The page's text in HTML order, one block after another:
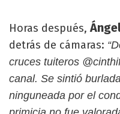
Horas después,
detrás de cámaras:
cruces tuiteros
canal. Se sintió
ninguneada por el